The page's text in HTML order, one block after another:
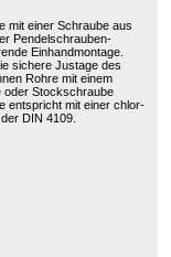
mit einer Schraube aus
Pendelschrauben-
Einhandmontage.
sichere Justage des
Rohre mit einem
oder Stockschraube
entspricht mit einer chlor-
DIN 4109.